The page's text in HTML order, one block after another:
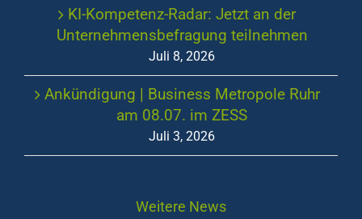
KI-Kompetenz-Radar: Jetzt an der
Unternehmensbefragung teilnehmen
Juli 8, 2026
Ankündigung | Business Metropole Ruhr
am 08.07. im ZESS
Juli 3, 2026
Weitere News